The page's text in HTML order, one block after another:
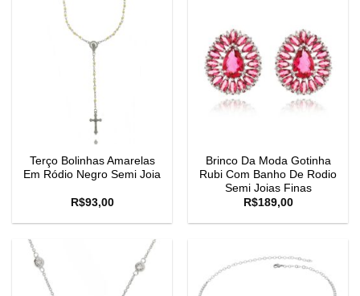
Terço Bolinhas Amarelas
Em Ródio Negro Semi Joia
R$93,00
Brinco Da Moda Gotinha
Rubi Com Banho De Rodio
Semi Joias Finas
R$189,00